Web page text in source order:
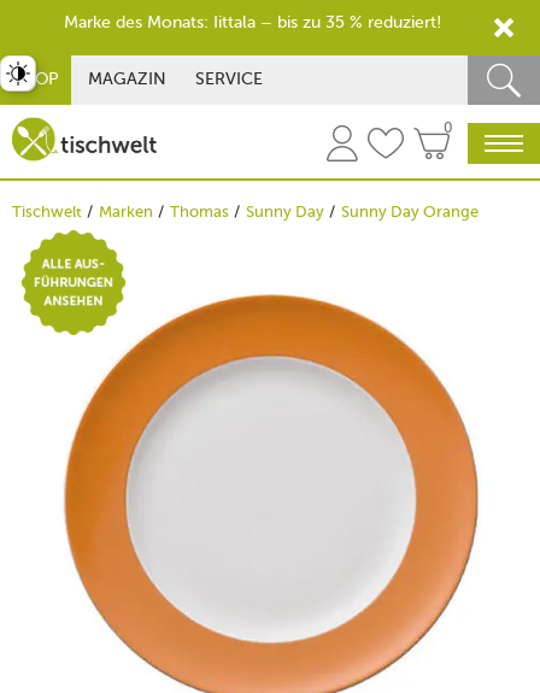
SHOP MAGAZIN SERVICE
0
Tischwelt Marken Thomas Sunny Day Sunny Day Orange
umschalten
Marke des Monats: Iittala – bis zu 35 % reduziert!